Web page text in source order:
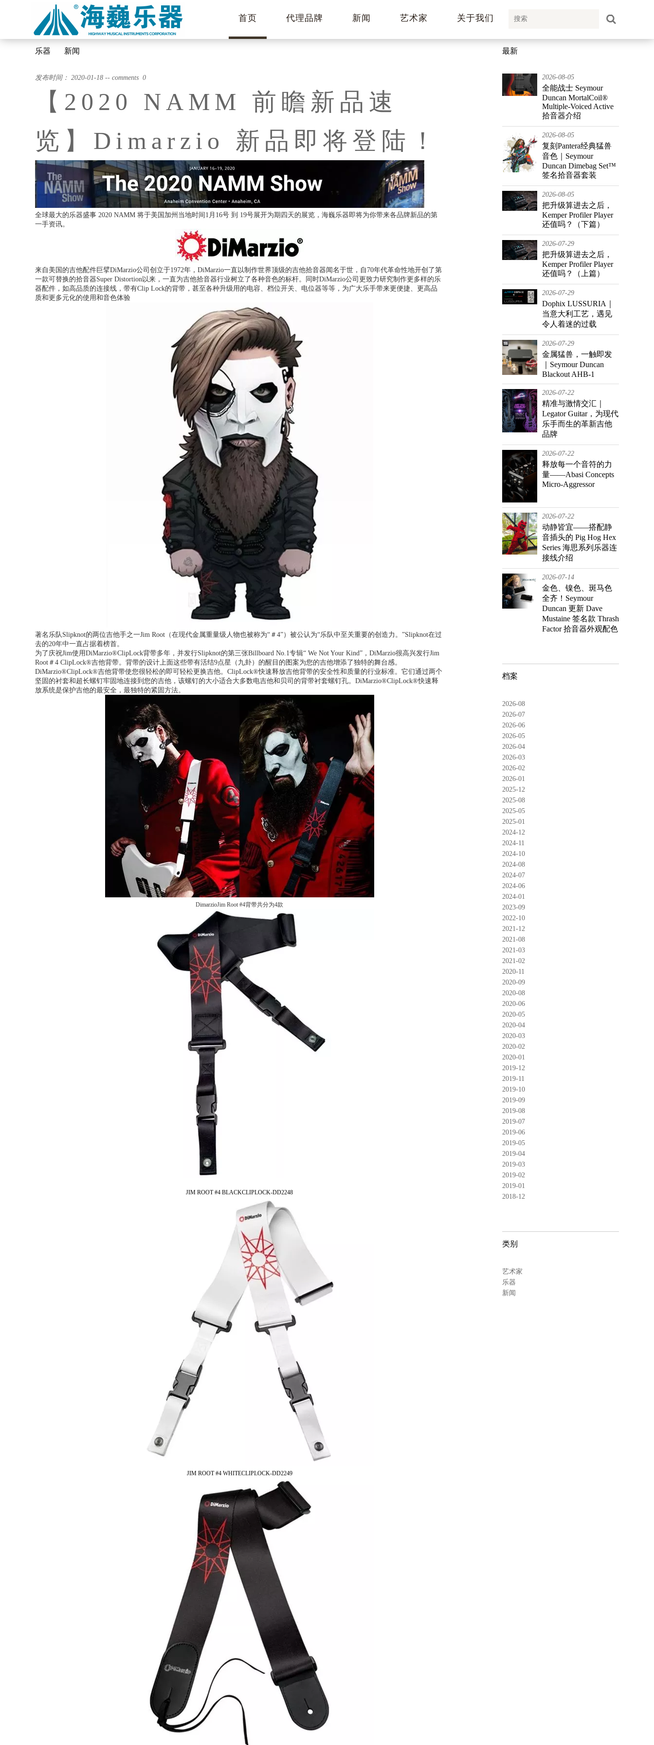
首页 代理品牌 新闻 艺术家 关于我们
乐器 新闻
发布时间： 2020-01-18 -- comments 0
【2020 NAMM 前瞻新品速
览】Dimarzio 新品即将登陆！
全球最大的乐器盛事 2020 NAMM 将于美国加州当地时间1月16号 到 19号展开为期四天的展览，海巍乐器即将为你带来各品牌新品的第
一手资讯。
来自美国的吉他配件巨擘DiMarzio公司创立于1972年，DiMarzio一直以制作世界顶级的吉他拾音器闻名于世，自70年代革命性地开创了第
一款可替换的拾音器Super Distortion以来，一直为吉他拾音器行业树立了各种音色的标杆。
同时DiMarzio公司更致力研究制作更多样的乐
器配件，如高品质的连接线，带有Clip Lock的背带，甚至各种升级用的电容、档位开关、电位器等等，为广大乐手带来更便捷、更高品
质和更多元化的使用和音色体验
著名乐队Slipknot的两位吉他手之一Jim Root（在现代金属重量级人物也被称为“＃4”）被公认为“乐队中至关重要的创造力。 ”Slipknot在过
去的20年中一直占据着榜首。
为了庆祝Jim使用DiMarzio®ClipLock背带多年，并发行Slipknot的第三张Billboard No.1专辑“ We Not Your Kind”，DiMarzio很高兴发行Jim
Root＃4 ClipLock®吉他背带。 背带的设计上面这些带有活结9点星（九卦）的醒目的图案为您的吉他增添了独特的舞台感。
DiMarzio®ClipLock®吉他背带使您很轻松的即可轻松更换吉他。 ClipLock®快速释放吉他背带的安全性和质量的行业标准。 它们通过两个
坚固的衬套和超长螺钉牢固地连接到您的吉他，该螺钉的大小适合大多数电吉他和贝司的背带衬套螺钉孔。 DiMarzio®ClipLock®快速释
放系统是保护吉他的最安全，最独特的紧固方法。
DimarzioJim Root #4背带共分为4款
JIM ROOT #4 BLACKCLIPLOCK-DD2248
JIM ROOT #4 WHITECLIPLOCK-DD2249
最新
2026-08-05
全能战士 Seymour
Duncan MortalCoil®
Multiple-Voiced Active
拾音器介绍
2026-08-05
复刻Pantera经典猛兽
音色｜Seymour
Duncan Dimebag Set™
签名拾音器套装
2026-08-05
把升级算进去之后，
Kemper Profiler Player
还值吗？（下篇）
2026-07-29
把升级算进去之后，
Kemper Profiler Player
还值吗？（上篇）
2026-07-29
Dophix LUSSURIA｜
当意大利工艺，遇见
令人着迷的过载
2026-07-29
金属猛兽，一触即发
｜Seymour Duncan
Blackout AHB-1
2026-07-22
精准与激情交汇｜
Legator Guitar，为现代
乐手而生的革新吉他
品牌
2026-07-22
释放每一个音符的力
量——Abasi Concepts
Micro-Aggressor
2026-07-22
动静皆宜——搭配静
音插头的 Pig Hog Hex
Series 海思系列乐器连
接线介绍
2026-07-14
金色、镍色、斑马色
全齐！Seymour
Duncan 更新 Dave
Mustaine 签名款 Thrash
Factor 拾音器外观配色
档案
2026-08
2026-07
2026-06
2026-05
2026-04
2026-03
2026-02
2026-01
2025-12
2025-08
2025-05
2025-01
2024-12
2024-11
2024-10
2024-08
2024-07
2024-06
2024-01
2023-09
2022-10
2021-12
2021-08
2021-03
2021-02
2020-11
2020-09
2020-08
2020-06
2020-05
2020-04
2020-03
2020-02
2020-01
2019-12
2019-11
2019-10
2019-09
2019-08
2019-07
2019-06
2019-05
2019-04
2019-03
2019-02
2019-01
2018-12
类别
艺术家
乐器
新闻